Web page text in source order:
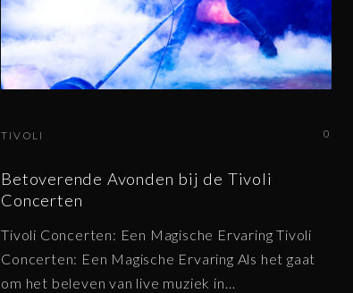
0
TIVOLI
Betoverende Avonden bij de Tivoli
Concerten
Tivoli Concerten: Een Magische Ervaring Tivoli
Concerten: Een Magische Ervaring Als het gaat
om het beleven van live muziek in…